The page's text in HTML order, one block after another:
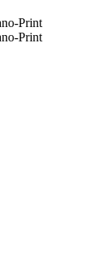
Print
Print